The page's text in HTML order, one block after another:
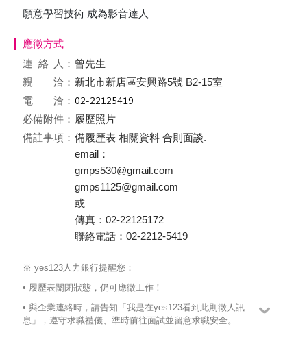
願意學習技術 成為影音達人
應徵方式
連絡
人： 曾先生
親 洽： 新北市新店區安興路5號 B2-15室
電 洽：
必備附件： 履歷照片
備註事項： 備履歷表 相關資料 合則面談.
email：
gmps530@gmail.com
gmps1125@gmail.com
或
傳真：02-22125172
聯絡電話：02-2212-5419
※ yes123人力銀行提醒您：
• 履歷表關閉狀態，仍可應徵工作！
• 與企業連絡時，請告知「我是在yes123看到此則徵人訊
息」，遵守求職禮儀、準時前往面試並留意求職安全。